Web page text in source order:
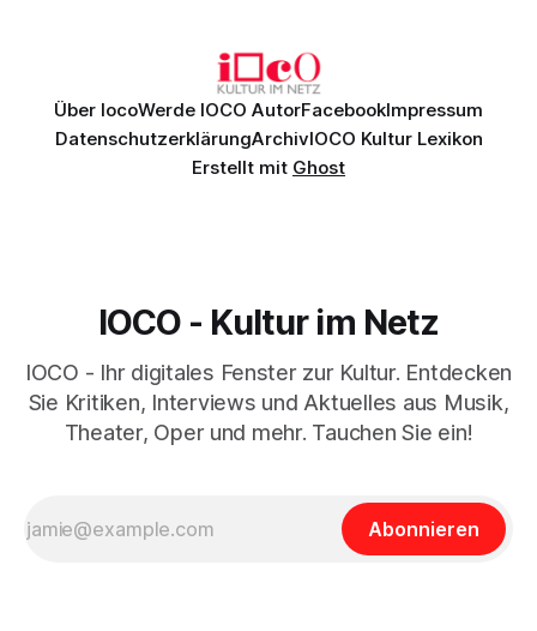
Über IocoWerde IOCO AutorFacebookImpressum
DatenschutzerklärungArchivIOCO Kultur Lexikon
Erstellt mit Ghost
IOCO - Kultur im Netz
IOCO - Ihr digitales Fenster zur Kultur. Entdecken
Sie Kritiken, Interviews und Aktuelles aus Musik,
Theater, Oper und mehr. Tauchen Sie ein!
Abonnieren